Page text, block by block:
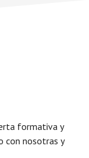
formativa y
con nosotras y